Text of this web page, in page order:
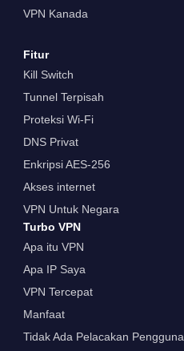
VPN Kanada
Fitur
Kill Switch
Tunnel Terpisah
Proteksi Wi-Fi
DNS Privat
Enkripsi AES-256
Akses internet
VPN Untuk Negara
Turbo VPN
Apa itu VPN
Apa IP Saya
VPN Tercepat
Manfaat
Tidak Ada Pelacakan Pengguna